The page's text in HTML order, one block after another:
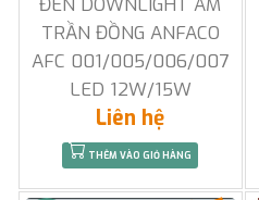
TRẦN ĐỒNG ANFACO
AFC 001/005/006/007
LED 12W/15W
Liên hệ
THÊM VÀO GIỎ HÀNG